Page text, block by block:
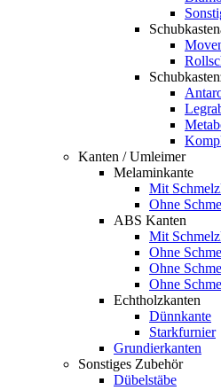
Kanten / Umleimer
Melaminkante
Mit
Ohne
ABS Kanten
Mit
Ohne
Ohne
Ohne
Echtholzkanten
Dünnkante
Starkfurnier
Grundierkanten
Sonstiges Zubehör
Dübelstäbe